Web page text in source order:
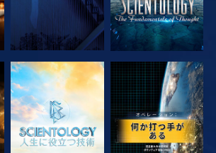
シリーズを探求 観る